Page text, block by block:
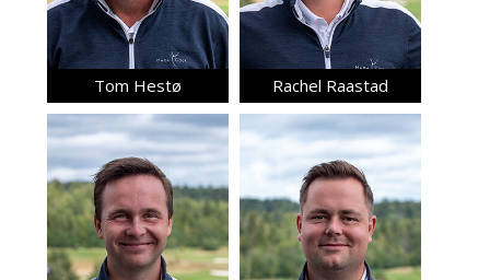
Tom Hestø Rachel Raastad